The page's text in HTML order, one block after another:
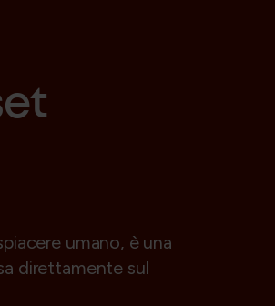
umano, è una
direttamente sul